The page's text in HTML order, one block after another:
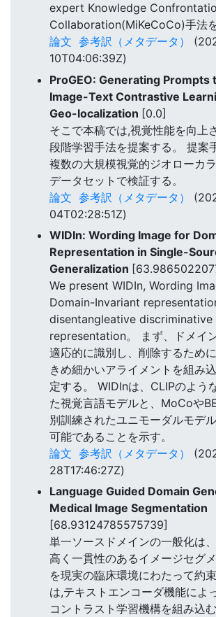
expert Knowledge
Collaboration(MiKeCoCo)手法を
論文 参考訳（メタデータ）
10T04:06:39Z)
ProGEO: Generating Prompts
Image-Text Contrastive
Geo-localization [0.0]
そこで本稿では,視覚性能を向上
段階学習手法を提案する。 提案
複数の大規模視覚的ジオローカ
データセットで検証する。
論文 参考訳（メタデータ）
04T02:28:51Z)
WIDIn: Wording Image for
Representation in Single-
Generalization
We present WIDIn, Wording
Domain-Invariant
disentangleative discriminative
representation。 まず、ドメイ
適応的に識別し、削除するために
きめ細かいアライメントを組み
定する。 WIDInは、CLIPのよう
た視覚言語モデルと、MoCoや
別訓練されたユニモーダルモデ
可能であることを示す。
論文 参考訳（メタデータ）
28T17:46:27Z)
Language Guided Domain
Medical Image Segmentation
[68.93124785575739]
単一ソースドメインの一般化は
高く一貫性のあるイメージセグ
を現実の臨床環境にわたって約
は,テキストエンコーダ機能によ
コントラスト学習機構を組み込